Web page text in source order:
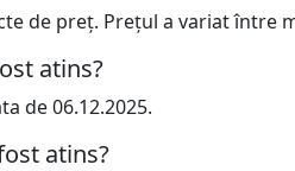
de preț. Prețul a variat între
atins?
de 06.12.2025.
atins?